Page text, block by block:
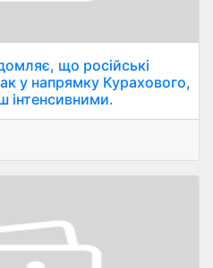
що російські
у напрямку Курахового,
інтенсивними.